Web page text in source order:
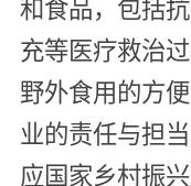
和食品，包括
充等医疗救治
野外食用的方
业的责任与担
应国家乡村振